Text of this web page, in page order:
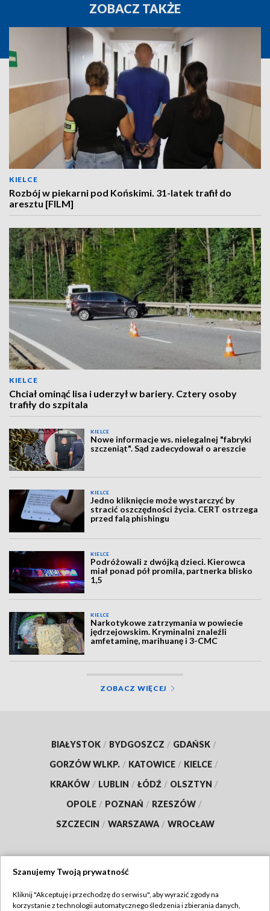
ZOBACZ TAKŻE
KIELCE
Rozbój w piekarni pod Końskimi. 31-latek trafił do
aresztu [FILM]
KIELCE
Chciał ominąć lisa i uderzył w bariery. Cztery osoby
trafiły do szpitala
KIELCE
Nowe informacje ws. nielegalnej "fabryki
szczeniąt". Sąd zadecydował o areszcie
KIELCE
Jedno kliknięcie może wystarczyć by
stracić oszczędności życia. CERT ostrzega
przed falą phishingu
KIELCE
Podróżowali z dwójką dzieci. Kierowca
miał ponad pół promila, partnerka blisko
1,5
KIELCE
Narkotykowe zatrzymania w powiecie
jędrzejowskim. Kryminalni znaleźli
amfetaminę, marihuanę i 3-CMC
ZOBACZ WIĘCEJ
BIAŁYSTOK / BYDGOSZCZ / GDAŃSK /
GORZÓW WLKP. / KATOWICE / KIELCE /
KRAKÓW / LUBLIN / ŁÓDŹ / OLSZTYN /
OPOLE / POZNAŃ / RZESZÓW /
SZCZECIN / WARSZAWA / WROCŁAW
TVP
Szanujemy Twoją prywatność
Kliknij "Akceptuję i przechodzę do serwisu", aby wyrazić zgody na
korzystanie z technologii automatycznego śledzenia i zbierania danych,